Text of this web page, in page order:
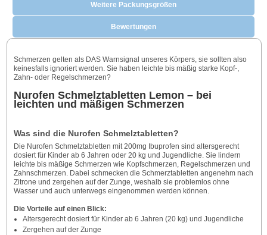
Weitere Packungsgrößen
Bewertungen
Schmerzen gelten als DAS Warnsignal unseres Körpers, sie sollten also
keinesfalls ignoriert werden. Sie haben leichte bis mäßig starke Kopf-,
Zahn- oder Regelschmerzen?
Nurofen Schmelztabletten Lemon – bei
leichten und mäßigen Schmerzen
Was sind die Nurofen Schmelztabletten?
Die Nurofen Schmelztabletten mit 200mg Ibuprofen sind altersgerecht
dosiert für Kinder ab 6 Jahren oder 20 kg und Jugendliche. Sie lindern
leichte bis mäßige Schmerzen wie Kopfschmerzen, Regelschmerzen und
Zahnschmerzen. Dabei schmecken die Schmerztabletten angenehm nach
Zitrone und zergehen auf der Zunge, weshalb sie problemlos ohne
Wasser und auch unterwegs eingenommen werden können.
Die Vorteile auf einen Blick:
Altersgerecht dosiert für Kinder ab 6 Jahren (20 kg) und Jugendliche
Zergehen auf der Zunge